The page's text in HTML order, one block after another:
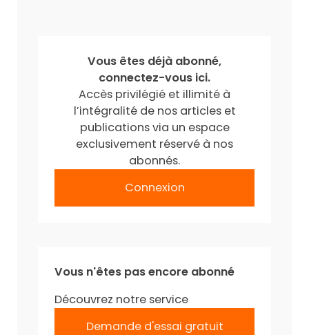
Vous êtes déjà abonné,
connectez-vous ici.
Accès privilégié et illimité à
l’intégralité de nos articles et
publications via un espace
exclusivement réservé à nos
abonnés.
Connexion
Vous n'êtes pas encore abonné
Découvrez notre service
Demande d'essai gratuit